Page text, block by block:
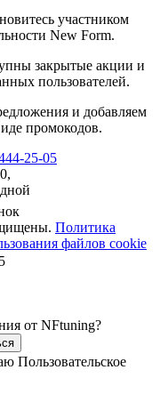
участником
New Form.
закрытые акции и
пользователей.
и добавляем
промокодов.
25-05
Политика
файлов cookie
от NFtuning?
Пользовательское